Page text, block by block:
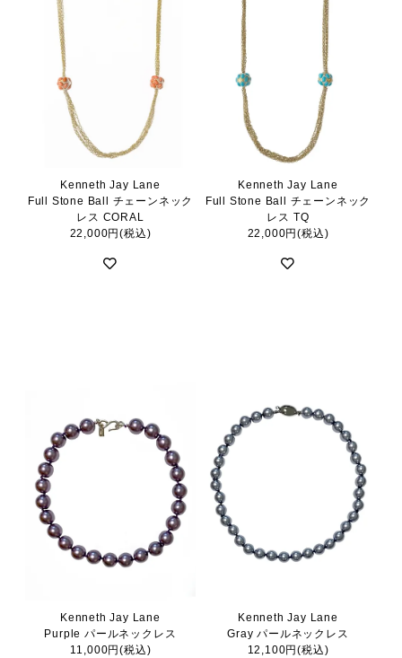
Kenneth Jay Lane
Full Stone Ball チェーンネック
レス CORAL
22,000円(税込)
Kenneth Jay Lane
Full Stone Ball チェーンネック
レス TQ
22,000円(税込)
Kenneth Jay Lane
Purple パールネックレス
11,000円(税込)
Kenneth Jay Lane
Gray パールネックレス
12,100円(税込)